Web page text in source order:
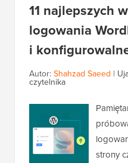
11 najlepszych
logowania
i
Autor: Shahzad Saeed |
czytelnika
strony